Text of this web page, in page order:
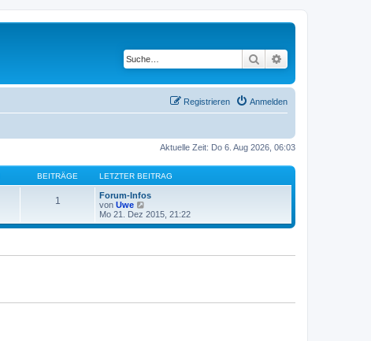
Suche
Anmelden
Registrieren
Aktuelle Zeit: Do 6. Aug 2026, 06:03
BEITRÄGE LETZTER BEITRAG
1
Forum-Infos
von Uwe
e
u
Mo 21. Dez 2015, 21:22